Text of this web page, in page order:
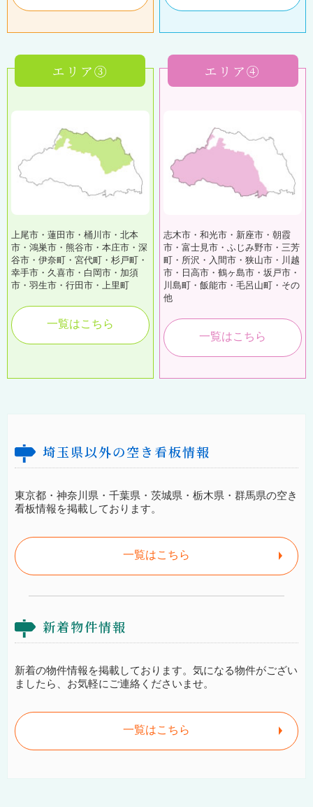
エリア③
上尾市・蓮田市・桶川市・北本
市・鴻巣市・熊谷市・本庄市・深
谷市・伊奈町・宮代町・杉戸町・
幸手市・久喜市・白岡市・加須
市・羽生市・行田市・上里町
一覧はこちら
エリア④
志木市・和光市・新座市・朝霞
市・富士見市・ふじみ野市・三芳
町・所沢・入間市・狭山市・川越
市・日高市・鶴ヶ島市・坂戸市・
川島町・飯能市・毛呂山町・その
他
一覧はこちら
埼玉県以外の空き看板情報
東京都・神奈川県・千葉県・茨城県・栃木県・群馬県の空き
看板情報を掲載しております。
一覧はこちら
新着物件情報
新着の物件情報を掲載しております。気になる物件がござい
ましたら、お気軽にご連絡くださいませ。
一覧はこちら